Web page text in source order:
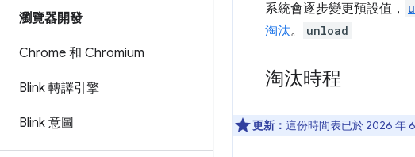
瀏覽器開發
Chrome 和 Chromium
Blink 轉譯引擎
Blink 意圖
系統會逐步變更預設值，
淘汰。 unload
淘汰時程
更新： 這份時間表已於 2026 年 6